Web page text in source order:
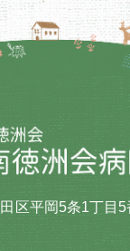
区平岡5条1丁目5